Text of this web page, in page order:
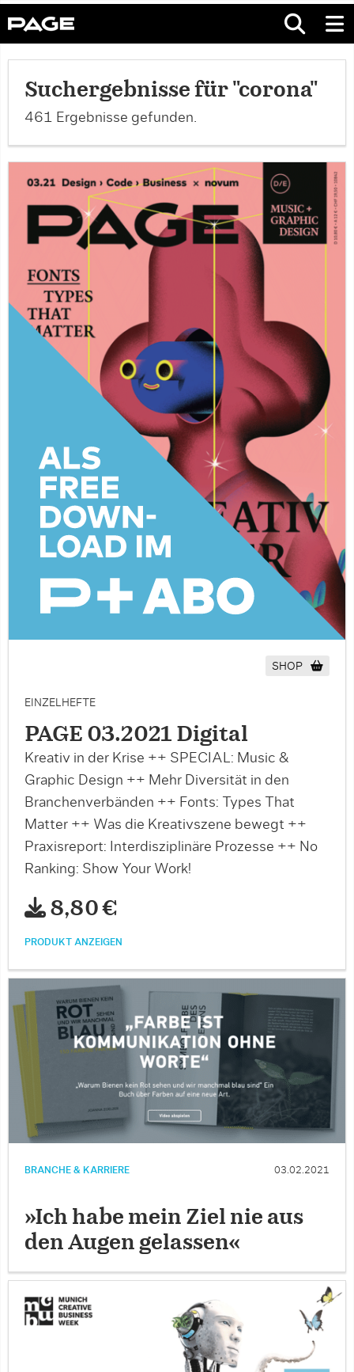
Suchergebnisse für "corona"
461 Ergebnisse gefunden.
SHOP
EINZELHEFTE
PAGE 03.2021 Digital
Kreativ in der Krise ++ SPECIAL: Music &
Graphic Design ++ Mehr Diversität in den
Branchenverbänden ++ Fonts: Types That
Matter ++ Was die Kreativszene bewegt ++
Praxisreport: Interdisziplinäre Prozesse ++ No
Ranking: Show Your Work!
8,80 €
PRODUKT ANZEIGEN
BRANCHE & KARRIERE 03.02.2021
»Ich habe mein Ziel nie aus
den Augen gelassen«